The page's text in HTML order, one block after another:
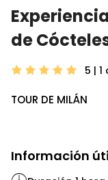
de
5 | 1
TOUR DE MILÁN
Información